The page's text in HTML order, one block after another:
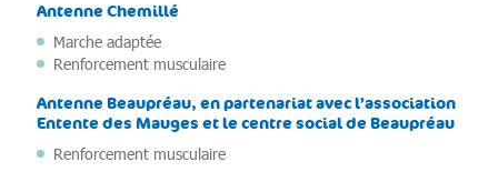
Antenne Chemillé
Marche adaptée
Renforcement musculaire
Antenne Beaupréau, en partenariat avec l’association
Entente des Mauges et le centre social de Beaupréau
Renforcement musculaire